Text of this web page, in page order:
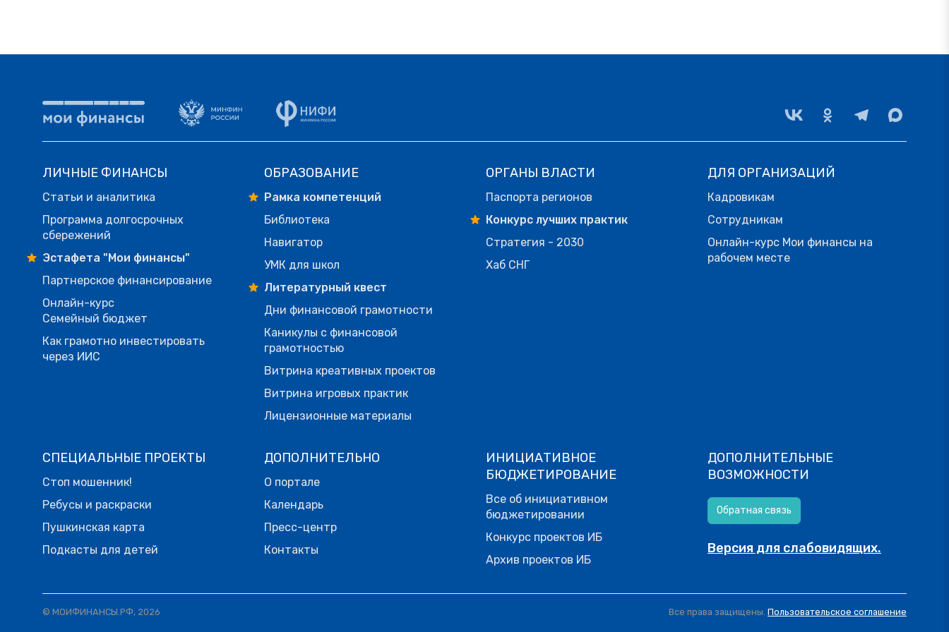
ЛИЧНЫЕ ФИНАНСЫ
Статьи и аналитика
Программа долгосрочных
сбережений
Эстафета "Мои финансы"
Партнерское финансирование
Онлайн-курс
Семейный бюджет
Как грамотно инвестировать
через ИИС
ОБРАЗОВАНИЕ
Рамка компетенций
Библиотека
Навигатор
УМК для школ
Литературный квест
Дни финансовой грамотности
Каникулы с финансовой
грамотностью
Витрина креативных проектов
Витрина игровых практик
Лицензионные материалы
ОРГАНЫ ВЛАСТИ
Паспорта регионов
Конкурс лучших практик
Стратегия - 2030
Хаб СНГ
ДЛЯ ОРГАНИЗАЦИЙ
Кадровикам
Сотрудникам
Онлайн-курс Мои финансы на
рабочем месте
СПЕЦИАЛЬНЫЕ ПРОЕКТЫ
Стоп мошенник!
Ребусы и раскраски
Пушкинская карта
Подкасты для детей
ДОПОЛНИТЕЛЬНО
О портале
Календарь
Пресс-центр
Контакты
ИНИЦИАТИВНОЕ
БЮДЖЕТИРОВАНИЕ
Все об инициативном
бюджетировании
Конкурс проектов ИБ
Архив проектов ИБ
ДОПОЛНИТЕЛЬНЫЕ
ВОЗМОЖНОСТИ
Обратная связь
Версия для слабовидящих.
© МОИФИНАНСЫ.РФ, 2026 Все права защищены. Пользовательское соглашение